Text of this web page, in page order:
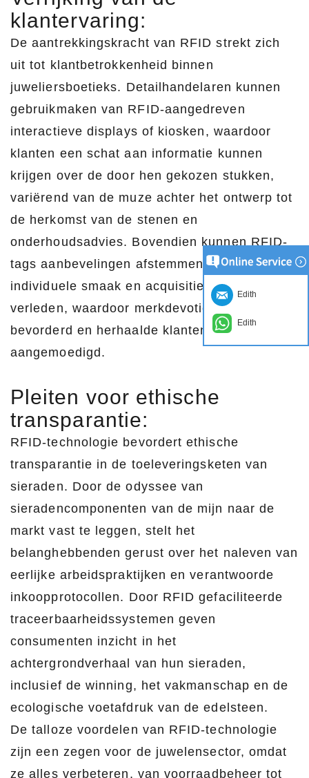
klantervaring:
De aantrekkingskracht van RFID strekt zich
uit tot klantbetrokkenheid binnen
juweliersboetieks. Detailhandelaren kunnen
gebruikmaken van RFID-aangedreven
interactieve displays of kiosken, waardoor
klanten een schat aan informatie kunnen
krijgen over de door hen gekozen stukken,
variërend van de muze achter het ontwerp tot
de herkomst van de stenen en
onderhoudsadvies. Bovendien kunnen RFID-
tags aanbevelingen afstemmen op de
individuele smaak en acquisities uit het
verleden, waardoor merkdevotie wordt
bevorderd en herhaalde klantenkring wordt
aangemoedigd.
Pleiten voor ethische
transparantie:
RFID-technologie bevordert ethische
transparantie in de toeleveringsketen van
sieraden. Door de odyssee van
sieradencomponenten van de mijn naar de
markt vast te leggen, stelt het
belanghebbenden gerust over het naleven van
eerlijke arbeidspraktijken en verantwoorde
inkoopprotocollen. Door RFID gefaciliteerde
traceerbaarheidssystemen geven
consumenten inzicht in het
achtergrondverhaal van hun sieraden,
inclusief de winning, het vakmanschap en de
ecologische voetafdruk van de edelsteen.
De talloze voordelen van RFID-technologie
zijn een zegen voor de juwelensector, omdat
ze alles verbeteren, van voorraadbeheer tot
Edith
Edith